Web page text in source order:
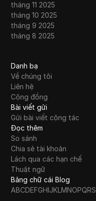
tháng 11 2025
tháng 10 2025
tháng 9 2025
tháng 8 2025
Danh bạ
Về chúng tôi
Liên hệ
Cộng đồng
Bài viết gửi
Gửi bài viết cộng tác
Đọc thêm
So sánh
Chia sẻ tài khoản
Lách qua các hạn chế
Thuật ngữ
Bảng chữ cái Blog
ABCDEFGHIJKLMNOPQRS